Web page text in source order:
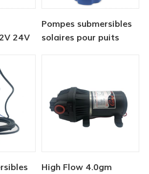
24V
Pompes submersibles
solaires pour puits
High Flow 4.0gm